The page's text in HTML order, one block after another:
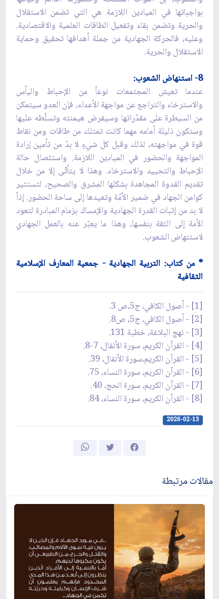
بواجباتها في الميادين اللازمة هي التي تضمن الاستقلال
والحرية وتضمن بقاء وتفعيل الطاقات العلمية والاقتصادية.
وعليه، فالحركة الجهادية من جملة أهدافها تحقيق وحماية
الاستقلال والحرية.
8- استنهاض الشعوب:
عندما تعيش المجتمعات نوعاً من الإحباط واليأس
والاسترخاء والتراجع عن مواجهة الأعداء، فإن العدو سيتمكن
من السيطرة على مقدّراتها وسيفرض هيمنته وتسلّطه عليها
وستكون ذليلة أمامه مهما كانت تمتلك من طاقات ومن نقاط
قوة في مواجهته، لذلك وقبل كل شي‏ءٍ لا بدّ من تأمين إرادة
المواجهة والحضور في الميادين اللازمة. واستئصال حالة
الإحباط والتحييد والاسترخاء. وهذا لا يتأتّى إلا من خلال
تقديم القدوة المجاهدة بشكلها المشرق والصحيح، لتستثير
كوامن الجهاد في ضمير الأمّة وتعيدها إلى ساحة الحضور. إذاً
لا بد من إثبات القدرة الجهادية والإمساك بزمام المبادرة لتعود
الأمة إلى الثقة بنفسها، وهذا ما يعبّر عنه بالعمل الجهادي
لاستنهاض الشعوب.
* من كتاب: التربية الجهادية - جمعية المعارف الإسلامية
الثقافية
[1] - أصول الكافي، ج5،ص 3.
[2] - أصول الكافي، ج5، ص8.
[3] - نهج البلاغة، خطبة 131.
[4] - القرآن الكريم، سورة الأنفال، 7-8.
[5] - القرآن الكريم،سورة الأنفال، 39.
[6] - القرآن الكريم، سورة النساء، 75.
[7] - القرآن الكريم، سورة الحج، 40.
[8] - القرآن الكريم، سورة النساء، 84.
2026-02-13
مقالات مرتبطة